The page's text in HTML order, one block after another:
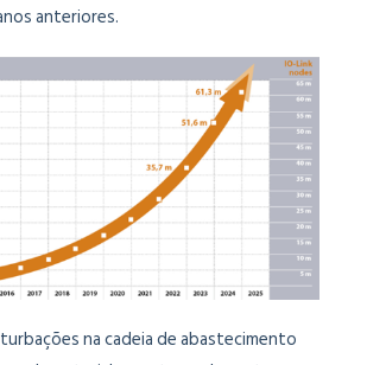
anteriores.
na cadeia de abastecimento